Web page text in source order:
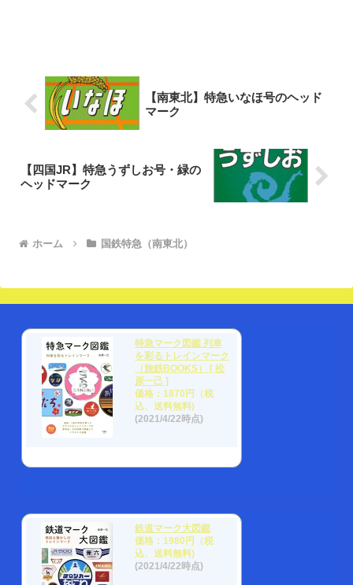
【南東北】特急いなほ号のヘッド
マーク
【四国JR】特急うずしお号・緑の
ヘッドマーク
ホーム 国鉄特急（南東北）
特急マーク図鑑 列車
を彩るトレインマーク
（旅鉄BOOKS） [ 松
原一己 ]
価格：1870円（税
込、送料無料)
(2021/4/22時点)
鉄道マーク大図鑑
価格：1980円（税
込、送料無料)
(2021/4/22時点)